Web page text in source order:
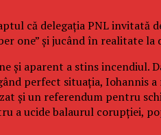
că delegația PNL
one” și jucând în realitate la
și aparent a stins incendiul.
perfect situația, Iohannis
și un referendum pentru
a ucide balaurul corupției,